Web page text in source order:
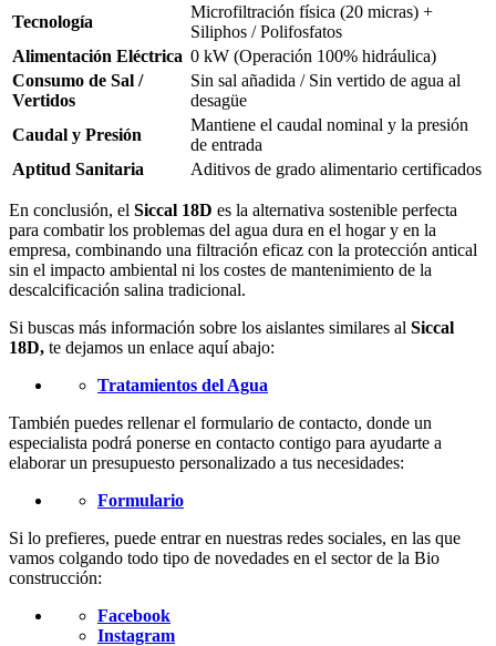
Tecnología
Microfiltración física (20 micras) +
Siliphos / Polifosfatos
Alimentación Eléctrica 0 kW (Operación 100% hidráulica)
Consumo de Sal /
Vertidos
Sin sal añadida / Sin vertido de agua al
desagüe
Caudal y Presión
Mantiene el caudal nominal y la presión
de entrada
Aptitud Sanitaria
Aditivos de grado alimentario certificados
En conclusión, el Siccal 18D es la alternativa sostenible perfecta
para combatir los problemas del agua dura en el hogar y en la
empresa, combinando una filtración eficaz con la protección antical
sin el impacto ambiental ni los costes de mantenimiento de la
descalcificación salina tradicional.
Si buscas más información sobre los aislantes similares al Siccal
18D, te dejamos un enlace aquí abajo:
Tratamientos del Agua
También puedes rellenar el formulario de contacto, donde un
especialista podrá ponerse en contacto contigo para ayudarte a
elaborar un presupuesto personalizado a tus necesidades:
Formulario
Si lo prefieres, puede entrar en nuestras redes sociales, en las que
vamos colgando todo tipo de novedades en el sector de la Bio
construcción:
Facebook
Instagram